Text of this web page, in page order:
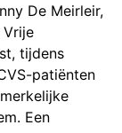
De Meirleir,
Vrije
tijdens
patiënten
Een